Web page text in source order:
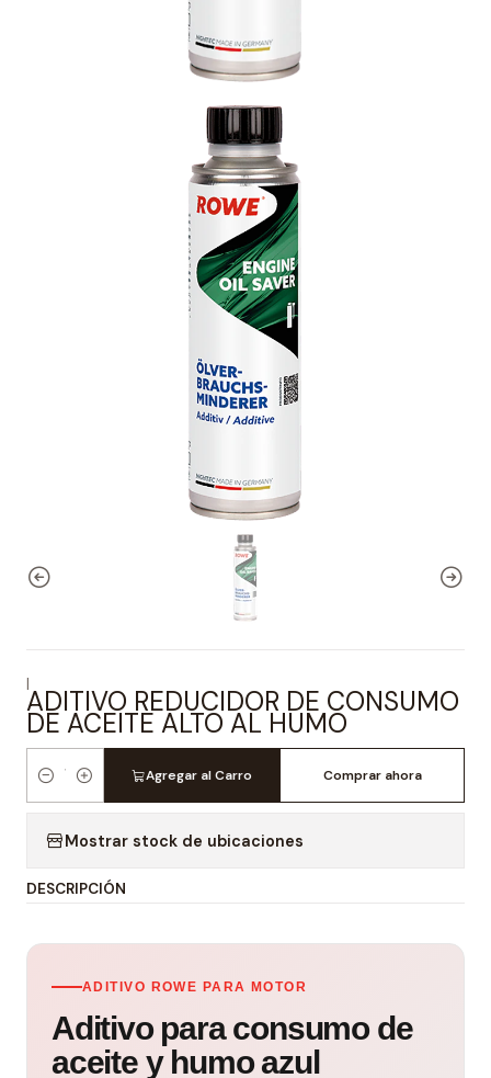
|
ADITIVO REDUCIDOR DE CONSUMO
DE ACEITE ALTO AL HUMO
Cantidad
Agregar al Carro Comprar ahora
Mostrar stock de ubicaciones
DESCRIPCIÓN
ADITIVO ROWE PARA MOTOR
Aditivo para consumo de
aceite y humo azul